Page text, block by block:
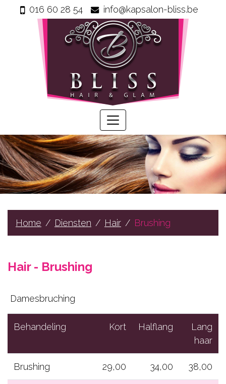
Wie
Onze
producten
Prijzen
Gastenboek
Diensten
Hair
Gelaat
Contact
RESERVEER NU
016 60 28 54 info@kapsalon-bliss.be
Home Diensten Hair Brushing
Hair - Brushing
Damesbruching
Behandeling Kort Halflang
Lang
haar
Brushing 29,00 34,00 38,00